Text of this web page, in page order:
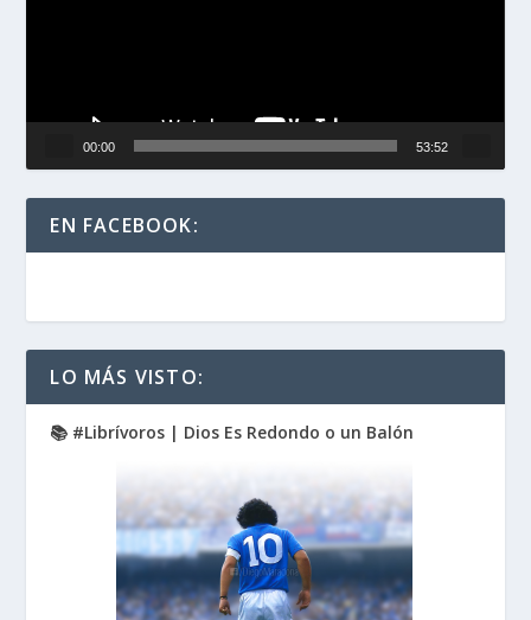
00:00 53:52
EN FACEBOOK:
LO MÁS VISTO:
📚 #Librívoros | Dios Es Redondo o un Balón